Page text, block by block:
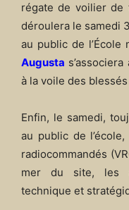
régate de voilier de
déroulera le samedi
au public de l’École
Augusta
à la voile des
Enfin, le samedi,
au public de
radiocommandés
mer du site, les
technique et